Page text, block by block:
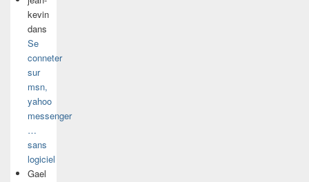
kevin
dans
Se
conneter
sur
msn,
yahoo
messenger
…
sans
logiciel
Gael